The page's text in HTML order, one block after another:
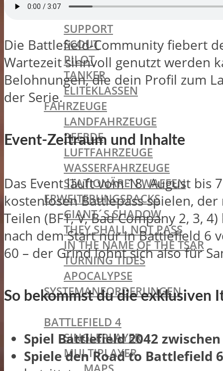
SUPPORT
SCOUT
PILOT
TANKER
ELITEKLASSEN
FAHRZEUGE
LANDFAHRZEUGE
PFERDE
LUFTFAHRZEUGE
WASSERFAHRZEUGE
STATIONÄREN WAFFEN
ERWEITERUNGSPACKS
GIANT´S SHADOW
THEY SHALL NOT PASS
IN THE NAME OF THE TSAR
TURNING TIDES
APOCALYPSE
SYSTEMANFORDERUNGEN
BATTLEFIELD 4
SINGLEPLAYER
MULTIPLAYER
Die Battlefield-Community fiebert
Wartezeit sinnvoll genutzt werden
Belohnungen, die dein Profil zum
der Serie.
Event-Zeitraum und Inhalte
Das Event läuft vom 18. August
kostenlosen Battlepass spielen,
Teilen (BF1, V, Bad Company 2, 3,
nach dem Start nur in Battlefield 6
60 – der Grind lohnt sich also für
So bekommst du die exklusiven
Spiel Battlefield 2042
Spiele den Road to Battlefield